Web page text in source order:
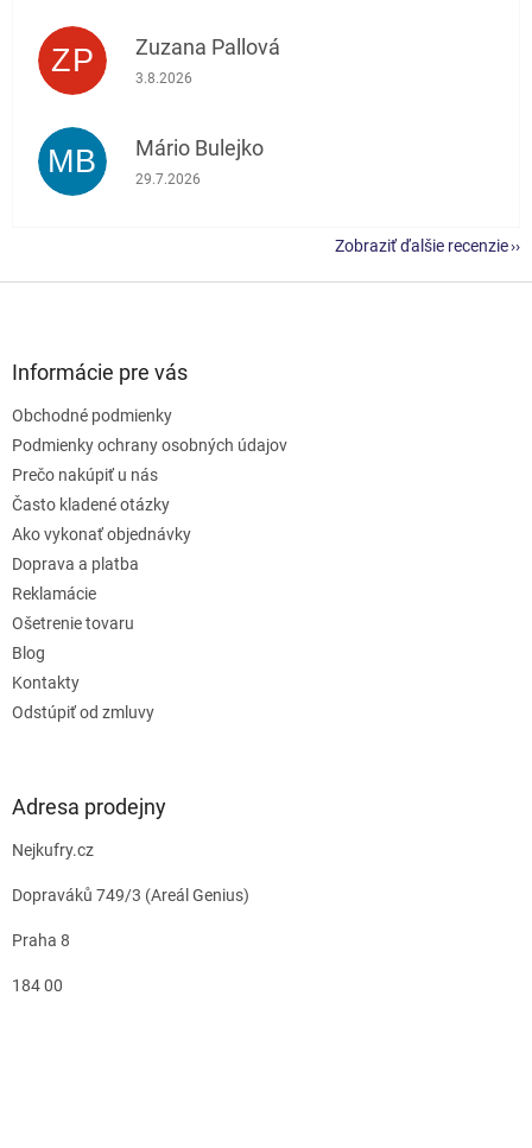
ZP Zuzana Pallová
Hodnotenie obchodu je 5 z 5 hviezdičiek.
3.8.2026
MB Mário Bulejko
Hodnotenie obchodu je 5 z 5 hviezdičiek.
29.7.2026
Zobraziť ďalšie recenzie
Informácie pre vás
Obchodné podmienky
Podmienky ochrany osobných údajov
Prečo nakúpiť u nás
Často kladené otázky
Ako vykonať objednávky
Doprava a platba
Reklamácie
Ošetrenie tovaru
Blog
Kontakty
Odstúpiť od zmluvy
Adresa prodejny
Nejkufry.cz
Dopraváků 749/3 (Areál Genius)
Praha 8
184 00